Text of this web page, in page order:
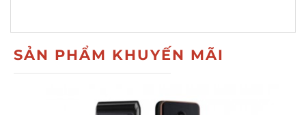
SẢN PHẨM KHUYẾN MÃI